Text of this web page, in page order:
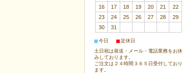
16
17 18 19 20 21
22
23
24 25 26 27 28
29
30
31
■今日 ■定休日
土日祝は発送・メール・電話業務をお休
みしております。
ご注文は２４時間３６５日受付しており
ます。